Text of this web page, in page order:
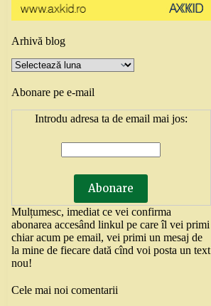
Arhivă blog
Arhivă
blog
Abonare pe e-mail
Introdu adresa ta de email mai jos:
Mulțumesc, imediat ce vei confirma
abonarea accesând linkul pe care îl vei primi
chiar acum pe email, vei primi un mesaj de
la mine de fiecare dată cînd voi posta un text
nou!
Cele mai noi comentarii